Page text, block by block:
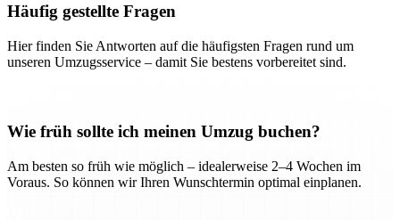
Häufig gestellte Fragen
Hier finden Sie Antworten auf die häufigsten Fragen rund um
unseren Umzugsservice – damit Sie bestens vorbereitet sind.
Wie früh sollte ich meinen Umzug buchen?
Am besten so früh wie möglich – idealerweise 2–4 Wochen im
Voraus. So können wir Ihren Wunschtermin optimal einplanen.